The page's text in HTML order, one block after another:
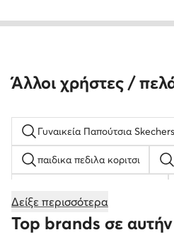
Άλλοι χρήστες /
Γυναικεία Παπούτσια Skechers
παιδικα πεδιλα κοριτσι
Παπούτσια ποδοσφαίρου
Δείξε περισσότερα
Top brands σε αυτήν